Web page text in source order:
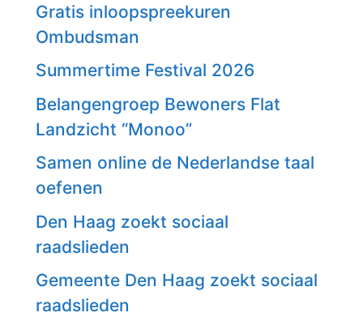
Gratis inloopspreekuren
Ombudsman
Summertime Festival 2026
Belangengroep Bewoners Flat
Landzicht “Monoo”
Samen online de Nederlandse taal
oefenen
Den Haag zoekt sociaal
raadslieden
Gemeente Den Haag zoekt sociaal
raadslieden